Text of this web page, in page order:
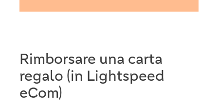
Rimborsare una carta
regalo (in Lightspeed
eCom)